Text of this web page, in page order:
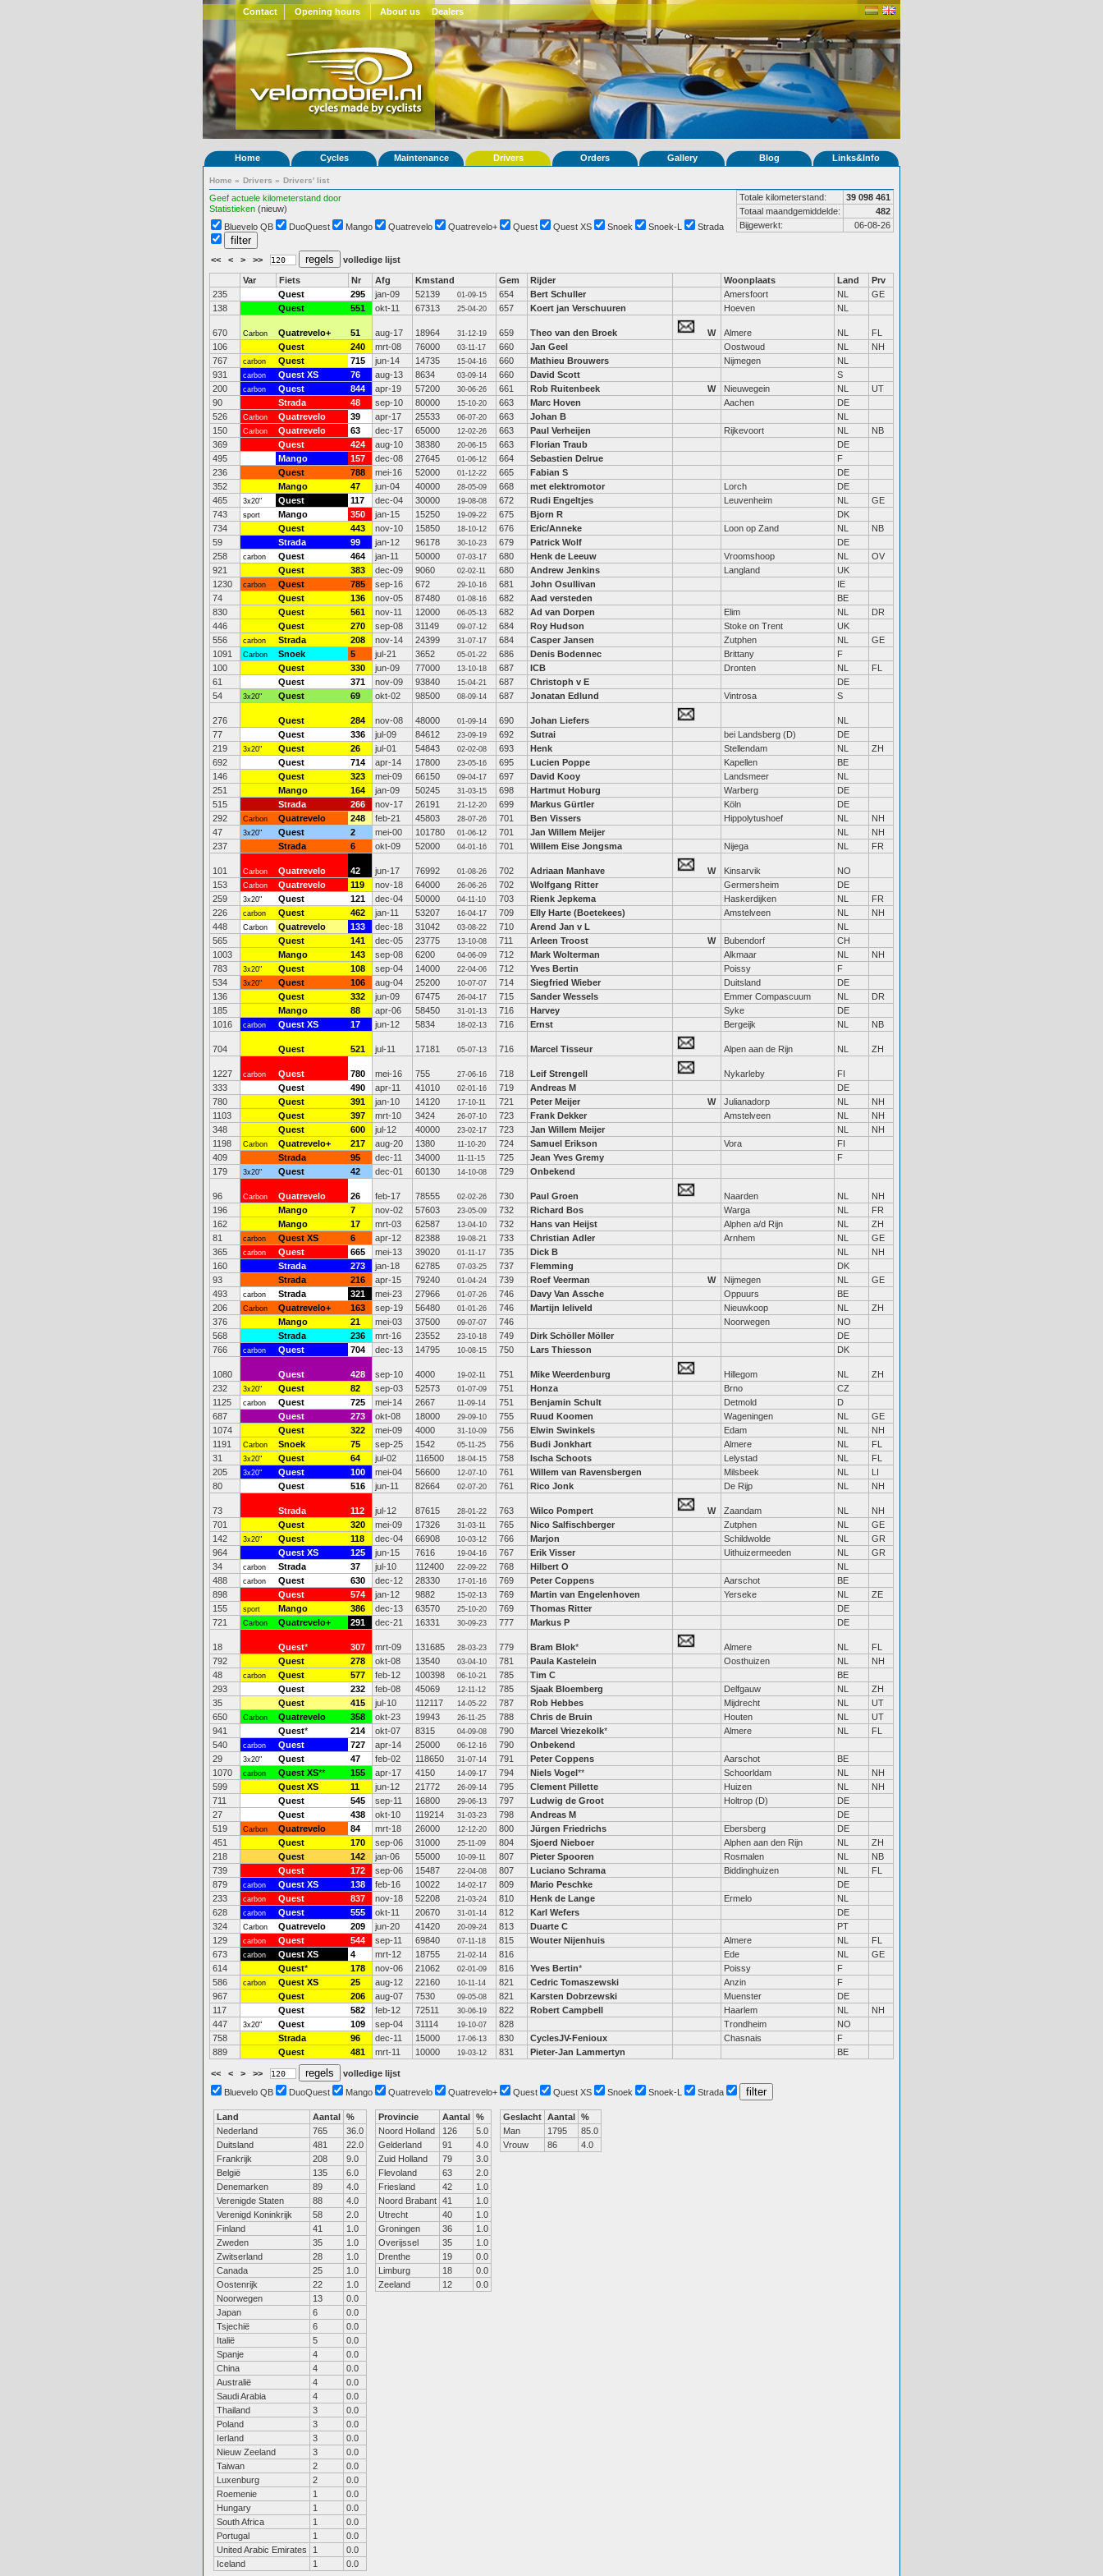
Contact Opening hours About us Dealers
Home Cycles Maintenance Drivers Orders Gallery Blog Links&Info
Home » Drivers » Drivers' list
Geef actuele kilometerstand door
Statistieken (nieuw)
Totale kilometerstand:
39 098 461
Totaal maandgemiddelde:
482
Bijgewerkt:
06-08-26
Bluevelo QB DuoQuest Mango Quatrevelo Quatrevelo+ Quest Quest XS Snoek Snoek-L Strada
<< < > >> volledige lijst
Var Fiets Nr Afg Kmstand Gem Rijder Woonplaats Land
Prv
235
Quest 295 jan-09 52139 01-09-15 654 Bert Schuller Amersfoort NL
GE
138
Quest 551 okt-11 67313 25-04-20 657 Koert jan Verschuuren Hoeven NL
670 Carbon Quatrevelo+ 51 aug-17 18964 31-12-19 659 Theo van den Broek W Almere NL
FL
106
Quest 240 mrt-08 76000 03-11-17 660 Jan Geel Oostwoud NL
NH
767
carbon Quest 715 jun-14 14735 15-04-16 660 Mathieu Brouwers Nijmegen
NL
931
carbon Quest XS 76 aug-13 8634 03-09-14 660 David Scott
S
200
carbon Quest 844 apr-19 57200 30-06-26 661 Rob Ruitenbeek W Nieuwegein NL
UT
90
Strada 48 sep-10 80000 15-10-20 663 Marc Hoven Aachen
DE
526
Carbon Quatrevelo 39 apr-17 25533 06-07-20 663 Johan B
NL
150
Carbon Quatrevelo 63 dec-17 65000 12-02-26 663 Paul Verheijen Rijkevoort NL
NB
369
Quest 424 aug-10 38380 20-06-15 663 Florian Traub
DE
495
Mango 157 dec-08 27645 01-06-12 664 Sebastien Delrue
F
236
Quest 788 mei-16 52000 01-12-22 665 Fabian S
DE
352
Mango 47 jun-04 40000 28-05-09 668 met elektromotor Lorch
DE
465
3x20" Quest 117 dec-04 30000 19-08-08 672 Rudi Engeltjes Leuvenheim NL
GE
743
sport Mango 350 jan-15 15250 19-09-22 675 Bjorn R
DK
734
Quest 443 nov-10 15850 18-10-12 676 Eric/Anneke Loon op Zand NL
NB
59
Strada 99 jan-12 96178 30-10-23 679 Patrick Wolf
DE
258
carbon Quest 464 jan-11 50000 07-03-17 680 Henk de Leeuw Vroomshoop NL
OV
921
Quest 383 dec-09 9060 02-02-11 680 Andrew Jenkins Langland
UK
1230
carbon Quest 785 sep-16 672 29-10-16 681 John Osullivan
IE
74
Quest 136 nov-05 87480 01-08-16 682 Aad versteden
BE
830
Quest 561 nov-11 12000 06-05-13 682 Ad van Dorpen Elim NL
DR
446
Quest 270 sep-08 31149 09-07-12 684 Roy Hudson Stoke on Trent
UK
556
carbon Strada 208 nov-14 24399 31-07-17 684 Casper Jansen Zutphen NL
GE
1091
Carbon Snoek 5 jul-21 3652 05-01-22 686 Denis Bodennec Brittany
F
100
Quest 330 jun-09 77000 13-10-18 687 ICB Dronten NL
FL
61
Quest 371 nov-09 93840 15-04-21 687 Christoph v E
DE
54
3x20" Quest 69 okt-02 98500 08-09-14 687 Jonatan Edlund Vintrosa S
276 Quest 284 nov-08 48000 01-09-14 690 Johan Liefers
NL
77
Quest 336 jul-09 84612 23-09-19 692 Sutrai bei Landsberg (D)
DE
219
3x20" Quest 26 jul-01 54843 02-02-08 693 Henk Stellendam NL
ZH
692
Quest 714 apr-14 17800 23-05-16 695 Lucien Poppe Kapellen
BE
146
Quest 323 mei-09 66150 09-04-17 697 David Kooy Landsmeer
NL
251
Mango 164 jan-09 50245 31-03-15 698 Hartmut Hoburg Warberg
DE
515
Strada 266 nov-17 26191 21-12-20 699 Markus Gürtler Köln
DE
292
Carbon Quatrevelo 248 feb-21 45803 28-07-26 701 Ben Vissers Hippolytushoef NL
NH
47
3x20" Quest 2 mei-00 101780 01-06-12 701 Jan Willem Meijer NL
NH
237
Strada 6 okt-09 52000 04-01-16 701 Willem Eise Jongsma Nijega NL FR
101 Carbon Quatrevelo 42 jun-17 76992 01-08-26 702 Adriaan Manhave W Kinsarvik
NO
153
Carbon Quatrevelo 119 nov-18 64000 26-06-26 702 Wolfgang Ritter Germersheim
DE
259
3x20" Quest 121 dec-04 50000 04-11-10 703 Rienk Jepkema Haskerdijken NL
FR
226
carbon Quest 462 jan-11 53207 16-04-17 709 Elly Harte (Boetekees) Amstelveen NL
NH
448
Carbon Quatrevelo 133 dec-18 31042 03-08-22 710 Arend Jan v L
NL
565
Quest 141 dec-05 23775 13-10-08 711 Arleen Troost W Bubendorf
CH
1003
Mango 143 sep-08 6200 04-06-09 712 Mark Wolterman Alkmaar NL
NH
783
3x20" Quest 108 sep-04 14000 22-04-06 712 Yves Bertin Poissy
F
534
3x20" Quest 106 aug-04 25200 10-07-07 714 Siegfried Wieber Duitsland
DE
136
Quest 332 jun-09 67475 26-04-17 715 Sander Wessels Emmer Compascuum NL
DR
185
Mango 88 apr-06 58450 31-01-13 716 Harvey Syke
DE
1016
carbon Quest XS 17 jun-12 5834 18-02-13 716 Ernst Bergeijk NL NB
704 Quest 521 jul-11 17181 05-07-13 716 Marcel Tisseur Alpen aan de Rijn NL ZH
1227 carbon Quest 780 mei-16 755 27-06-16 718 Leif Strengell Nykarleby
FI
333
Quest 490 apr-11 41010 02-01-16 719 Andreas M
DE
780
Quest 391 jan-10 14120 17-10-11 721 Peter Meijer W Julianadorp NL
NH
1103
Quest 397 mrt-10 3424 26-07-10 723 Frank Dekker Amstelveen NL
NH
348
Quest 600 jul-12 40000 23-02-17 723 Jan Willem Meijer NL
NH
1198
Carbon Quatrevelo+ 217 aug-20 1380 11-10-20 724 Samuel Erikson Vora
FI
409
Strada 95 dec-11 34000 11-11-15 725 Jean Yves Gremy
F
179
3x20" Quest 42 dec-01 60130 14-10-08 729 Onbekend
96 Carbon Quatrevelo 26 feb-17 78555 02-02-26 730 Paul Groen Naarden NL
NH
196
Mango 7 nov-02 57603 23-05-09 732 Richard Bos Warga NL
FR
162
Mango 17 mrt-03 62587 13-04-10 732 Hans van Heijst Alphen a/d Rijn NL
ZH
81
carbon Quest XS 6 apr-12 82388 19-08-21 733 Christian Adler Arnhem NL
GE
365
carbon Quest 665 mei-13 39020 01-11-17 735 Dick B NL
NH
160
Strada 273 jan-18 62785 07-03-25 737 Flemming
DK
93
Strada 216 apr-15 79240 01-04-24 739 Roef Veerman W Nijmegen NL
GE
493
carbon Strada 321 mei-23 27966 01-07-26 746 Davy Van Assche Oppuurs
BE
206
Carbon Quatrevelo+ 163 sep-19 56480 01-01-26 746 Martijn leliveld Nieuwkoop NL
ZH
376
Mango 21 mei-03 37500 09-07-07 746 Noorwegen
NO
568
Strada 236 mrt-16 23552 23-10-18 749 Dirk Schöller Möller
DE
766
carbon Quest 704 dec-13 14795 10-08-15 750 Lars Thiesson DK
1080 Quest 428 sep-10 4000 19-02-11 751 Mike Weerdenburg Hillegom NL
ZH
232
3x20" Quest 82 sep-03 52573 01-07-09 751 Honza Brno
CZ
1125
carbon Quest 725 mei-14 2667 11-09-14 751 Benjamin Schult Detmold
D
687
Quest 273 okt-08 18000 29-09-10 755 Ruud Koomen Wageningen NL
GE
1074
Quest 322 mei-09 4000 31-10-09 756 Elwin Swinkels Edam NL
NH
1191
Carbon Snoek 75 sep-25 1542 05-11-25 756 Budi Jonkhart Almere NL
FL
31
3x20" Quest 64 jul-02 116500 18-04-15 758 Ischa Schoots Lelystad NL
FL
205
3x20" Quest 100 mei-04 56600 12-07-10 761 Willem van Ravensbergen Milsbeek NL
LI
80
Quest 516 jun-11 82664 02-07-20 761 Rico Jonk De Rijp NL NH
73 Strada 112 jul-12 87615 28-01-22 763 Wilco Pompert W Zaandam NL
NH
701
Quest 320 mei-09 17326 31-03-11 765 Nico Salfischberger Zutphen NL
GE
142
3x20" Quest 118 dec-04 66908 10-03-12 766 Marjon Schildwolde NL
GR
964
Quest XS 125 jun-15 7616 19-04-16 767 Erik Visser Uithuizermeeden NL
GR
34
carbon Strada 37 jul-10 112400 22-09-22 768 Hilbert O
NL
488
carbon Quest 630 dec-12 28330 17-01-16 769 Peter Coppens Aarschot
BE
898
Quest 574 jan-12 9882 15-02-13 769 Martin van Engelenhoven Yerseke NL
ZE
155
sport Mango 386 dec-13 63570 25-10-20 769 Thomas Ritter
DE
721
Carbon Quatrevelo+ 291 dec-21 16331 30-09-23 777 Markus P DE
18 Quest* 307 mrt-09 131685 28-03-23 779 Bram Blok* Almere NL
FL
792
Quest 278 okt-08 13540 03-04-10 781 Paula Kastelein Oosthuizen NL
NH
48
carbon Quest 577 feb-12 100398 06-10-21 785 Tim C
BE
293
Quest 232 feb-08 45069 12-11-12 785 Sjaak Bloemberg Delfgauw NL
ZH
35
Quest 415 jul-10 112117 14-05-22 787 Rob Hebbes Mijdrecht NL
UT
650
Carbon Quatrevelo 358 okt-23 19943 26-11-25 788 Chris de Bruin Houten NL
UT
941
Quest* 214 okt-07 8315 04-09-08 790 Marcel Vriezekolk* Almere NL
FL
540
carbon Quest 727 apr-14 25000 06-12-16 790
Onbekend
29
3x20" Quest 47 feb-02 118650 31-07-14 791 Peter Coppens Aarschot
BE
1070
carbon Quest XS** 155 apr-17 4150 14-09-17 794 Niels Vogel** Schoorldam NL
NH
599
Quest XS 11 jun-12 21772 26-09-14 795 Clement Pillette Huizen NL
NH
711
Quest 545 sep-11 16800 29-06-13 797 Ludwig de Groot Holtrop (D)
DE
27
Quest 438 okt-10 119214 31-03-23 798 Andreas M
DE
519
Carbon Quatrevelo 84 mrt-18 26000 12-12-20 800 Jürgen Friedrichs Ebersberg
DE
451
Quest 170 sep-06 31000 25-11-09 804 Sjoerd Nieboer Alphen aan den Rijn NL
ZH
218
Quest 142 jan-06 55000 10-09-11 807 Pieter Spooren Rosmalen NL
NB
739
Quest 172 sep-06 15487 22-04-08 807 Luciano Schrama Biddinghuizen NL
FL
879
carbon Quest XS 138 feb-16 10022 14-02-17 809 Mario Peschke
DE
233
carbon Quest 837 nov-18 52208 21-03-24 810 Henk de Lange Ermelo
NL
628
carbon Quest 555 okt-11 20670 31-01-14 812 Karl Wefers
DE
324
Carbon Quatrevelo 209 jun-20 41420 20-09-24 813 Duarte C
PT
129
carbon Quest 544 sep-11 69840 07-11-18 815 Wouter Nijenhuis Almere NL
FL
673
carbon Quest XS 4 mrt-12 18755 21-02-14 816 Ede NL
GE
614
Quest* 178 nov-06 21062 02-01-09 816 Yves Bertin* Poissy
F
586
carbon Quest XS 25 aug-12 22160 10-11-14 821 Cedric Tomaszewski Anzin
F
967
Quest 206 aug-07 7530 09-05-08 821 Karsten Dobrzewski Muenster
DE
117
Quest 582 feb-12 72511 30-06-19 822 Robert Campbell Haarlem NL
NH
447
3x20" Quest 109 sep-04 31114 19-10-07 828 Trondheim
NO
758
Strada 96 dec-11 15000 17-06-13 830 CyclesJV-Fenioux Chasnais
F
889
Quest 481 mrt-11 10000 19-03-12 831 Pieter-Jan Lammertyn BE
<< < > >>
volledige lijst
Bluevelo QB
DuoQuest Mango Quatrevelo Quatrevelo+ Quest Quest XS Snoek Snoek-L Strada
Land Aantal %
Nederland
765
36.0
Duitsland
481
22.0
Frankrijk
208
9.0
België
135
6.0
Denemarken
89
4.0
Verenigde Staten
88
4.0
Verenigd Koninkrijk
58
2.0
Finland
41
1.0
Zweden
35
1.0
Zwitserland
28
1.0
Canada
25
1.0
Oostenrijk
22
1.0
Noorwegen
13
0.0
Japan
6
0.0
Tsjechië
6
0.0
Italië
5
0.0
Spanje
4
0.0
China
4
0.0
Australië
4
0.0
Saudi Arabia
4
0.0
Thailand
3
0.0
Poland
3
0.0
Ierland
3
0.0
Nieuw Zeeland
3
0.0
Taiwan
2
0.0
Luxenburg
2
0.0
Roemenie
1
0.0
Hungary
1
0.0
South Africa
1
0.0
Portugal
1
0.0
United Arabic Emirates
1
0.0
Iceland
1 0.0
Provincie Aantal %
Noord Holland
126
5.0
Gelderland
91
4.0
Zuid Holland
79
3.0
Flevoland
63
2.0
Friesland
42
1.0
Noord Brabant 41
1.0
Utrecht
40
1.0
Groningen
36
1.0
Overijssel
35
1.0
Drenthe
19
0.0
Limburg
18
0.0
Zeeland
12 0.0
Geslacht Aantal %
Man
1795
85.0
Vrouw
86 4.0